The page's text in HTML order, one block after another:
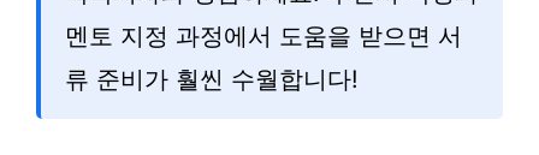
멘토 지정 과정에서 도움을 받으면 서
류 준비가 훨씬 수월합니다!